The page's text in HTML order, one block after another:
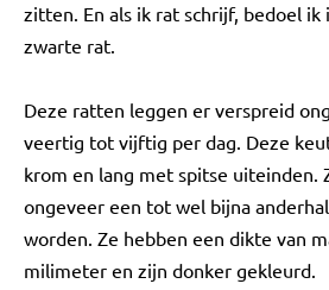
zitten. En als ik rat schrijf, bedoel ik
zwarte rat.
Deze ratten leggen er verspreid
veertig tot vijftig per dag. Deze
krom en lang met spitse uiteinden.
ongeveer een tot wel bijna
worden. Ze hebben een dikte van
milimeter en zijn donker gekleurd.